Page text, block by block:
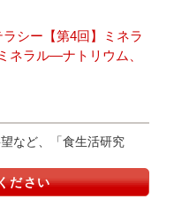
シー【第4回】ミネラ
ネラル―ナトリウム、
など、「食生活研究
ださい